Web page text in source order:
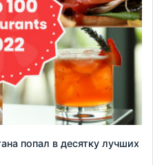
попал в десятку лучших